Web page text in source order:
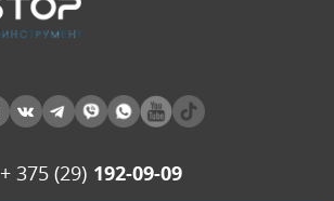
+ 375 (29) 192-09-09